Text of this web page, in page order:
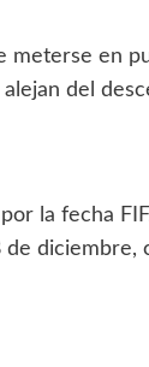
en
del
la fecha
diciembre,